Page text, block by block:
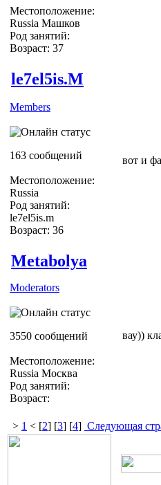
Местоположение:
Russia Машков
Род занятий:
Возраст: 37
le7el5is.M
Members
163 сообщений
Местоположение:
Russia
Род занятий:
le7el5is.m
Возраст: 36
вот и
Metabolya
Moderators
3550 сообщений
Местоположение:
Russia Москва
Род занятий:
Возраст:
вау))
> 1 < [2] [3] [4] Следующая